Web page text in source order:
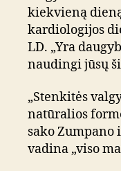
kiekvieną
kardiologijos
LD. „Yra
naudingi jūsų
„Stenkitės
natūralios
sako
vadina „viso